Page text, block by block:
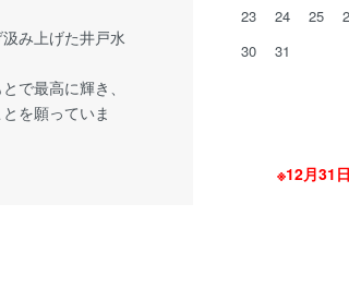
み上げた井戸水
で最高に輝き、
を願っていま
23
24 25
30
31
※12月31